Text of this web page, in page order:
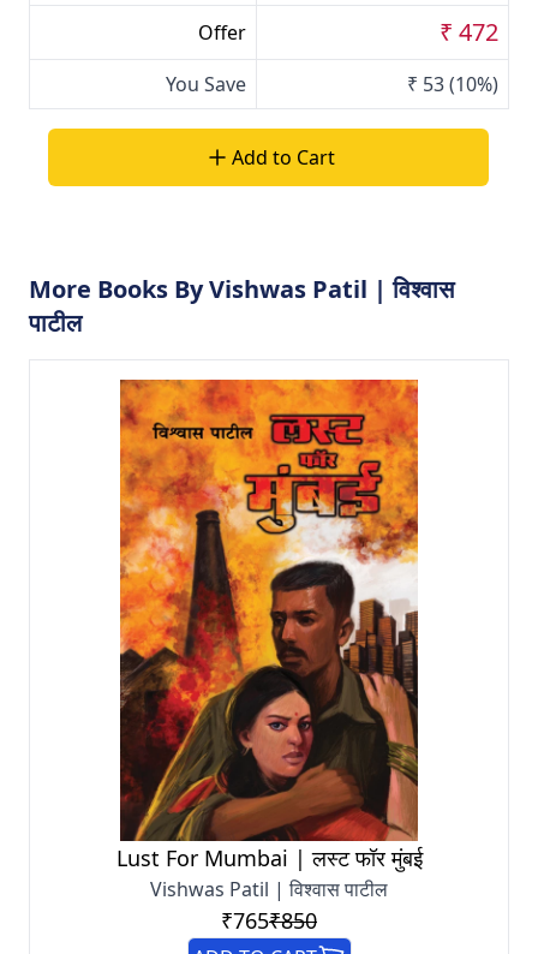
Offer
₹ 472
You Save ₹ 53(10%)
Add to Cart
More Books By Vishwas Patil | विश्वास
पाटील
Lust For Mumbai | लस्ट फॉर मुंबई
Vishwas Patil | विश्वास पाटील
₹765₹850